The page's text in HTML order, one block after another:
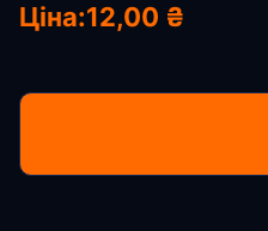
Ціна:12,00 ₴